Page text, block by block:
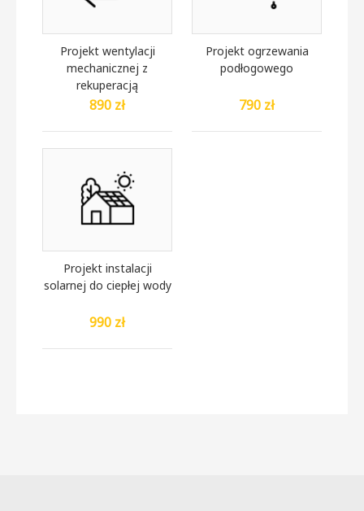
Projekt wentylacji
mechanicznej z
rekuperacją
890 zł
Projekt ogrzewania
podłogowego
790 zł
Projekt instalacji
solarnej do ciepłej wody
990 zł